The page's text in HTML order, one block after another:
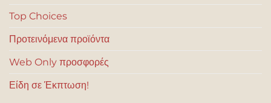
Top Choices
Προτεινόμενα προϊόντα
Web Only προσφορές
Είδη σε Έκπτωση!